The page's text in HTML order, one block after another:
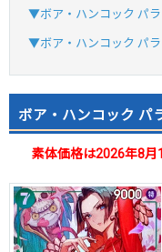
▼ボア・ハンコック パ
▼ボア・ハンコック パ
ボア・ハンコック パ
素体価格は2026年8月